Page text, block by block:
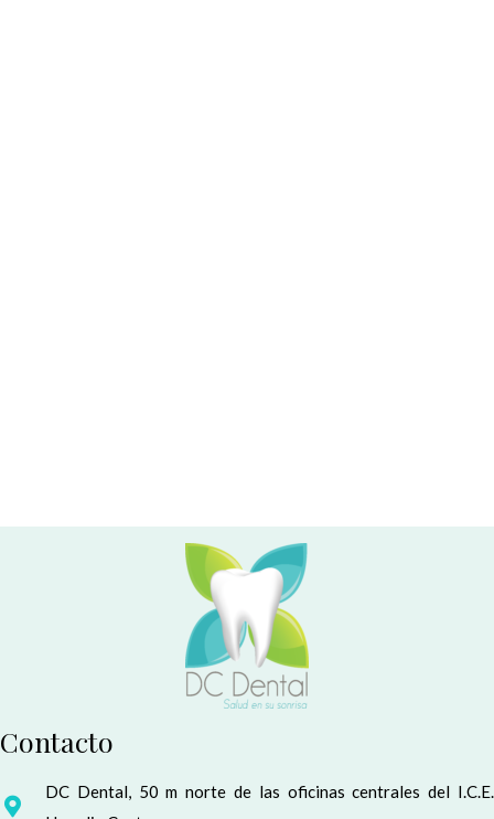
Contacto
DC Dental, 50 m norte de las oficinas centrales del I.C.E.